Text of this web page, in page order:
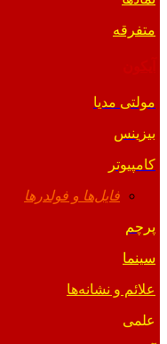
متفرقه
مولتی مدیا
بیزینس
کامپیوتر
فایل‌ها و فولدرها
پرچم
سینما
علائم و نشانه‌ها
علمی